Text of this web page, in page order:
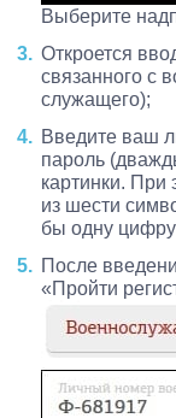
Выберите
Откроется
связанного с
служащего);
Введите ваш
пароль
картинки. При
из шести
бы одну
После
«Пройти